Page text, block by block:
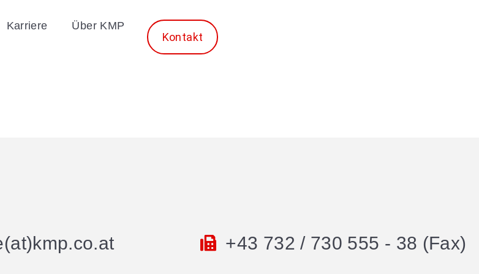
Karriere Über KMP
Kontakt
+43 732 / 730 555 - 38 (Fax)